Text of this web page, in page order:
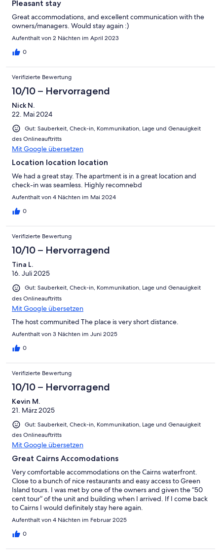
Pleasant stay
Great accommodations, and excellent communication with the
owners/managers. Would stay again :)
Aufenthalt von 2 Nächten im April 2023
0
Verifizierte Bewertung
10/10 – Hervorragend
Nick N.
22. Mai 2024
Gut: Sauberkeit, Check-in, Kommunikation, Lage und Genauigkeit
des Onlineauftritts
Mit Google übersetzen
Location location location
We had a great stay. The apartment is in a great location and
check-in was seamless. Highly recomnebd
Aufenthalt von 4 Nächten im Mai 2024
0
Verifizierte Bewertung
10/10 – Hervorragend
Tina L.
16. Juli 2025
Gut: Sauberkeit, Check-in, Kommunikation, Lage und Genauigkeit
des Onlineauftritts
Mit Google übersetzen
The host communited The place is very short distance.
Aufenthalt von 3 Nächten im Juni 2025
0
Verifizierte Bewertung
10/10 – Hervorragend
Kevin M.
21. März 2025
Gut: Sauberkeit, Check-in, Kommunikation, Lage und Genauigkeit
des Onlineauftritts
Mit Google übersetzen
Great Cairns Accomodations
Very comfortable accommodations on the Cairns waterfront.
Close to a bunch of nice restaurants and easy access to Green
Island tours. I was met by one of the owners and given the “50
cent tour” of the unit and building when I arrived. If I come back
to Cairns I would definitely stay here again.
Aufenthalt von 4 Nächten im Februar 2025
0